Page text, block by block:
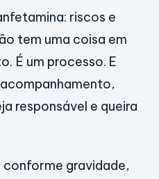
riscos e
tem uma coisa em
É um processo. E
responsável e queira
conforme gravidade,